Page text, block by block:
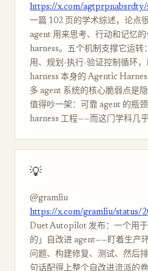
https://x.com/
一篇 102 页的学术综述，论点
agent 用来思考、行动和记忆
harness。五个机制支撑它运转
用、规划-执行-验证控制循环
harness 本身的 Agentic
多 agent 系统的核心脆弱点是
值得吵一架：可靠 agent 的瓶
harness 工程——而这门学科几乎
💡
@gramliu
https://x.com/gramliu/status/
Duet Autopilot 发布：一个用
的」自改进 agent——盯着生产
问题、构建修复、测试、然后
句话配得上整个自改进流派的